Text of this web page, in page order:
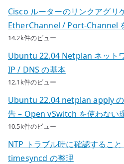
Cisco ルーターのリンクアグリ
EtherChannel / Port-Channel
14.2k件のビュー
Ubuntu 22.04 Netplan ネット
IP / DNS の基本
12.1k件のビュー
Ubuntu 22.04 netplan apply
告 – Open vSwitch を使わない
10.5k件のビュー
NTP トラブル時に確認するこ
timesyncd の整理